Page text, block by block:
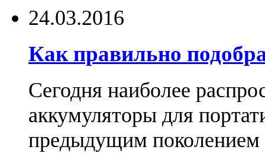
24.03.2016
Как правильно
Сегодня наиболее
аккумуляторы для
предыдущим поколением